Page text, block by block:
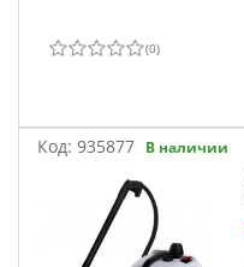
(0)
Код: 935877 В наличии